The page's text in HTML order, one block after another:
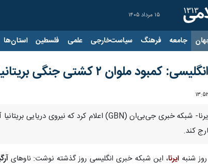
۱۵ مرداد ۱۴۰۵
جامعه فرهنگ سیاست‌خارجی علمی فلسطین استان‌ها
ملوان ۲ کشتی جنگی بریتانیا را از رده خارج کرد
کند.
شنبه ایرنا، این شبکه خبری انگلیسی روز گذشته نوشت: ناوهای